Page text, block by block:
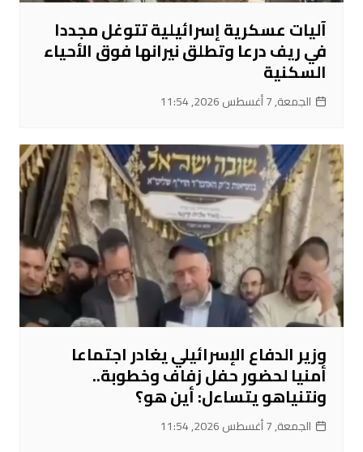
آليات عسكرية إسرائيلية تتوغل مجددا
في ريف درعا وتطلق نيرانها فوق الأحياء
السكنية
الجمعة, 7 أغسطس 2026, 11:54
وزير الدفاع الإسرائيلي يغادر اجتماعا
أمنيا لحضور حفل زفاف وخطوبة..
ونتنياهو يتساءل: أين هو؟
الجمعة, 7 أغسطس 2026, 11:54